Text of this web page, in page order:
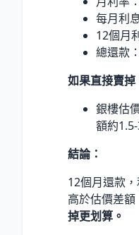
每月利
12個月
總還款
如果直接賣掉
銀樓估
額約1.5-
結論：
12個月還款
高於估價差額
掉更划算。